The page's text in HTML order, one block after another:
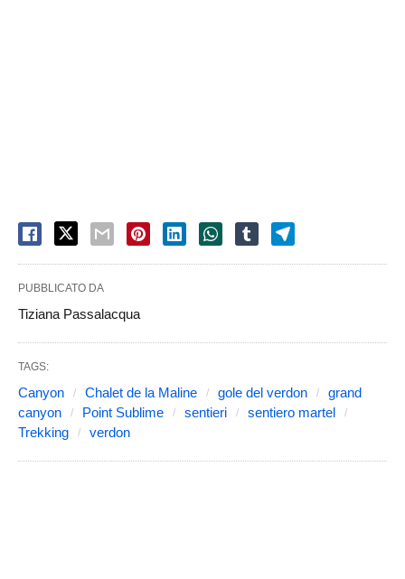
PUBBLICATO DA
Tiziana Passalacqua
TAGS:
Canyon Chalet de la Maline gole del verdon
grand
canyon
Point Sublime sentieri
sentiero martel
Trekking
verdon